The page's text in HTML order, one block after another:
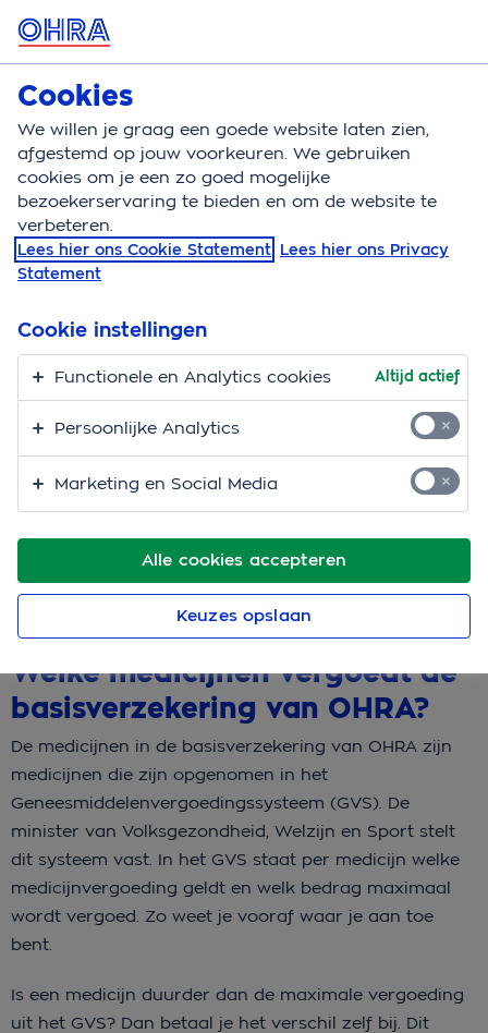
MENU
Zorgverzekering
Zorgverzekering Vergoeding Medicijnen
Medicijnenvergoeding
(geneesmiddelen)
medicijnvergoeding werkt? Hier vind je alle informatie
over hoe de vergoeding voor medicijnen en
geneesmiddelen is geregeld. Goed om te weten: alleen
geneesmiddelen die voorkomen in het
Geneesmiddelenvergoedingssysteem (GVS) krijg je
vergoed vanuit de basisverzekering. Ook buiten het
GVS medicijnbereidingen door de apotheek die (bijna)
gelijk zijn aan bestaande middelen krijg je vergoed. Bij
OHRA vertellen we je graag hoe het zit. Dat scheelt je
weer wat uitzoekwerk.
Welke medicijnen vergoedt de
basisverzekering van OHRA?
De medicijnen in de basisverzekering van OHRA zijn
medicijnen die zijn opgenomen in het
Geneesmiddelenvergoedingssysteem (GVS). De
minister van Volksgezondheid, Welzijn en Sport stelt
dit systeem vast. In het GVS staat per medicijn welke
medicijnvergoeding geldt en welk bedrag maximaal
wordt vergoed. Zo weet je vooraf waar je aan toe
bent.
Is een medicijn duurder dan de maximale vergoeding
uit het GVS? Dan betaal je het verschil zelf bij. Dit
Cookies
We willen je graag een goede website laten zien,
afgestemd op jouw voorkeuren. We gebruiken
cookies om je een zo goed mogelijke
bezoekerservaring te bieden en om de website te
verbeteren.
Lees hier ons Cookie Statement Lees hier ons Privacy
Statement
Alle cookies accepteren
Cookie instellingen
Functionele en Analytics cookies Altijd actief
Persoonlijke Analytics
Marketing en Social Media
Keuzes opslaan